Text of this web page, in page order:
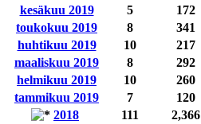
kesäkuu 2019
5 172
toukokuu 2019
8 341
huhtikuu 2019
10 217
maaliskuu 2019
8 292
helmikuu 2019
10 260
tammikuu 2019
7 120
2018
111 2,366